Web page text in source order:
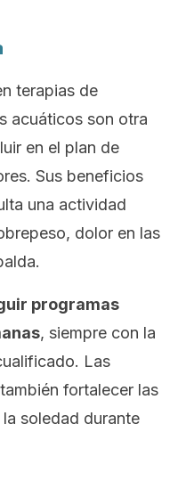
terapias de
acuáticos son otra
en el plan de
Sus beneficios
una actividad
dolor en las
programas
, siempre con la
Las
fortalecer las
soledad durante